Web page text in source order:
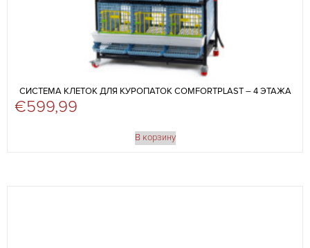
СИСТЕМА КЛЕТОК ДЛЯ КУРОПАТОК COMFORTPLAST – 4 ЭТАЖА
€599,99
В корзину